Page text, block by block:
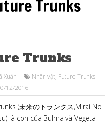
Trunks
Trunks
Xuân Nhân vật, Future Trunks
12/2016
(未来のトランクス,Mirai No
là con của Bulma và Vegeta